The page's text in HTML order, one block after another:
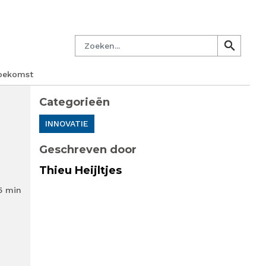
Zoeken
search
search
min
Categorieën
INNOVATIE
Geschreven door
Thieu Heijltjes